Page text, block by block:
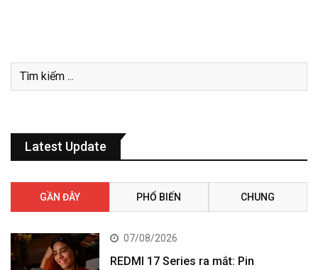
Latest Update
GẦN ĐÂY PHỔ BIẾN CHUNG
07/08/2026
REDMI 17 Series ra mắt: Pin